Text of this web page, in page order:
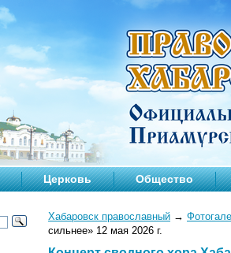
Церковь Общество
Хабаровск православный →
сильнее» 12 мая 2026 г.